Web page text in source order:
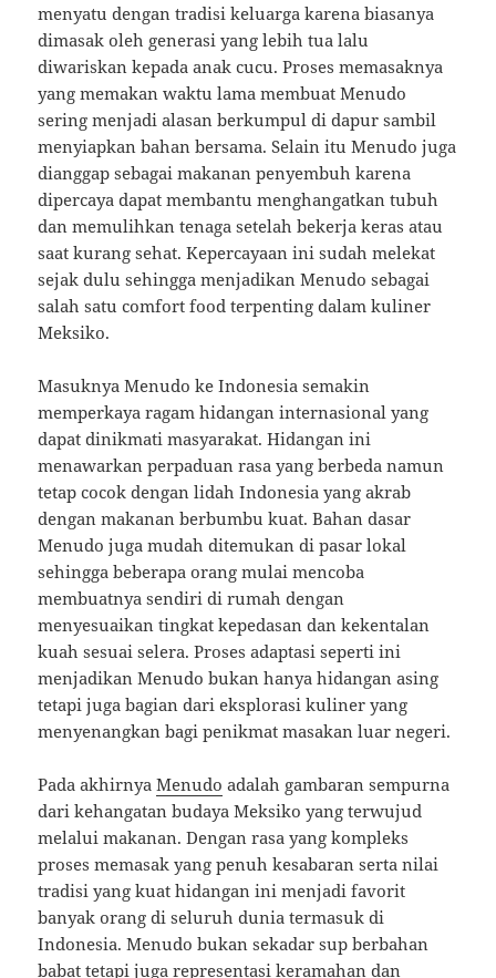
menyatu dengan tradisi keluarga karena biasanya
dimasak oleh generasi yang lebih tua lalu
diwariskan kepada anak cucu. Proses memasaknya
yang memakan waktu lama membuat Menudo
sering menjadi alasan berkumpul di dapur sambil
menyiapkan bahan bersama. Selain itu Menudo juga
dianggap sebagai makanan penyembuh karena
dipercaya dapat membantu menghangatkan tubuh
dan memulihkan tenaga setelah bekerja keras atau
saat kurang sehat. Kepercayaan ini sudah melekat
sejak dulu sehingga menjadikan Menudo sebagai
salah satu comfort food terpenting dalam kuliner
Meksiko.
Masuknya Menudo ke Indonesia semakin
memperkaya ragam hidangan internasional yang
dapat dinikmati masyarakat. Hidangan ini
menawarkan perpaduan rasa yang berbeda namun
tetap cocok dengan lidah Indonesia yang akrab
dengan makanan berbumbu kuat. Bahan dasar
Menudo juga mudah ditemukan di pasar lokal
sehingga beberapa orang mulai mencoba
membuatnya sendiri di rumah dengan
menyesuaikan tingkat kepedasan dan kekentalan
kuah sesuai selera. Proses adaptasi seperti ini
menjadikan Menudo bukan hanya hidangan asing
tetapi juga bagian dari eksplorasi kuliner yang
menyenangkan bagi penikmat masakan luar negeri.
Pada akhirnyaMenudo adalah gambaran sempurna
dari kehangatan budaya Meksiko yang terwujud
melalui makanan. Dengan rasa yang kompleks
proses memasak yang penuh kesabaran serta nilai
tradisi yang kuat hidangan ini menjadi favorit
banyak orang di seluruh dunia termasuk di
Indonesia. Menudo bukan sekadar sup berbahan
babat tetapi juga representasi keramahan dan